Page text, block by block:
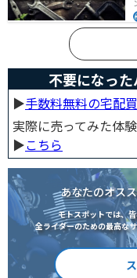
不要になっ
▶︎手数料無料の宅配
実際に売ってみた体
▶︎こちら
あなたのオス
モトスポットでは、
全ライダーのための最高な